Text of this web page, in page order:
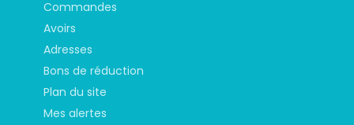
Commandes
Avoirs
Adresses
Bons de réduction
Plan du site
Mes alertes